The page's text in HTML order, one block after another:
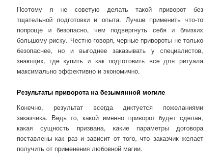
Поэтому я не советую делать такой приворот без
тщательной подготовки и опыта. Лучше применить что-то
попроще и безопасно, чем подвергнуть себя и близких
большому риску. Честно говоря, черные привороты не только
безопаснее, но и выгоднее заказывать у специалистов,
знающих, где купить и как подготовить все для ритуала
максимально эффективно и экономично.
Результаты приворота на безымянной могиле
Конечно, результат всегда диктуется пожеланиями
заказчика. Ведь то, какой именно приворот будет сделан,
какая сущность призвана, какие параметры договора
поставлены как раз и зависит от того, что заказчик желает
получить от применения любовной магии.